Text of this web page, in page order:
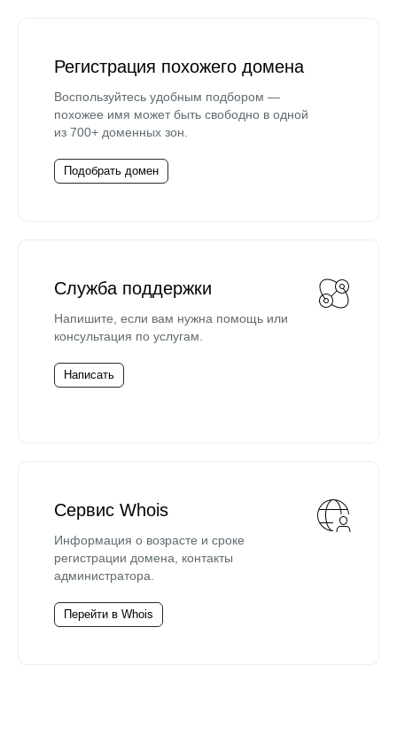
Регистрация похожего домена
Воспользуйтесь удобным подбором —
похожее имя может быть свободно в одной
из 700+ доменных зон.
Подобрать домен
Служба поддержки
Напишите, если вам нужна помощь или
консультация по услугам.
Написать
Сервис Whois
Информация о возрасте и сроке
регистрации домена, контакты
администратора.
Перейти в Whois